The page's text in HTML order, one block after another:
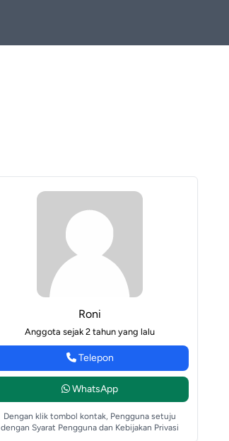
Roni
Anggota sejak 2 tahun yang lalu
Telepon
WhatsApp
Dengan klik tombol kontak, Pengguna setuju
dengan Syarat Pengguna dan Kebijakan Privasi